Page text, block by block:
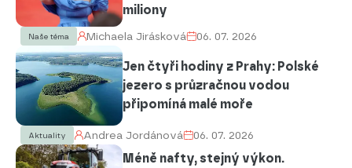
miliony
Naše téma Michaela Jirásková 06. 07. 2026
Jen čtyři hodiny z Prahy: Polské
jezero s průzračnou vodou
připomíná malé moře
Aktuality Andrea Jordánová 06. 07. 2026
Méně nafty, stejný výkon.